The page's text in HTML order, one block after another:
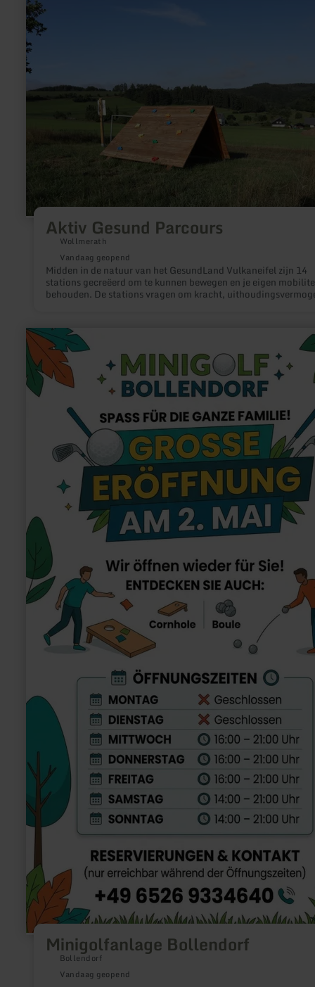
Aktiv Gesund Parcours
Wollmerath
Vandaag geopend
Midden in de natuur van het GesundLand Vulkaneifel zijn 14
stations gecreëerd om te kunnen bewegen en je eigen
behouden. De stations vragen om kracht,
informatie
over:
Aktiv
Gesund
Parcours
Minigolfanlage Bollendorf
Bollendorf
Vandaag geopend
meer
informatie
over:
Minigolfanlage
Bollendorf